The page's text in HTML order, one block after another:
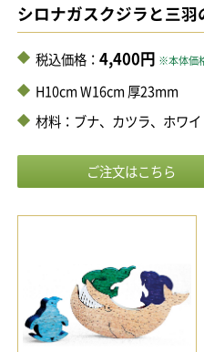
シロナガスクジラと三羽
税込価格： 4,400円 ※本体価
H10cm W16cm 厚23mm
材料：ブナ、カツラ、ホワ